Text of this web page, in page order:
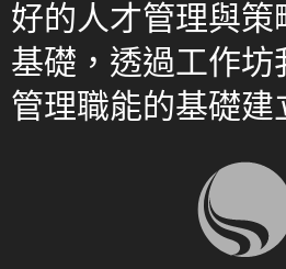
好的人才管理與策
基礎，透過工作坊
管理職能的基礎建